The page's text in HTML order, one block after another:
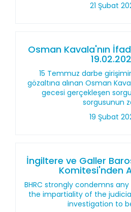
21 Şubat
Osman Kavala'nın
15 Temmuz darbe
gözaltına alınan Osman
gecesi gerçekleşen
sorgusunun
19 Şubat
İngiltere ve Galler
Komitesi'nden
BHRC strongly condemns
the impartiality of the
investigation to